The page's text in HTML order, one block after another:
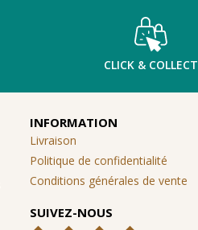
CLICK & COLLECT
INFORMATION
Livraison
Politique de confidentialité
Conditions générales de vente
SUIVEZ-NOUS